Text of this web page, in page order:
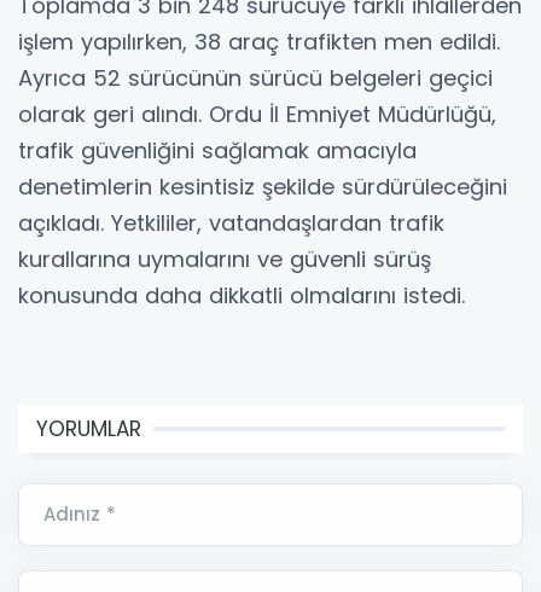
işlem yapılırken, 38 araç trafikten men edildi.
Ayrıca 52 sürücünün sürücü belgeleri geçici
olarak geri alındı. Ordu İl Emniyet Müdürlüğü,
trafik güvenliğini sağlamak amacıyla
denetimlerin kesintisiz şekilde sürdürüleceğini
açıkladı. Yetkililer, vatandaşlardan trafik
kurallarına uymalarını ve güvenli sürüş
konusunda daha dikkatli olmalarını istedi.
YORUMLAR
Adınız *